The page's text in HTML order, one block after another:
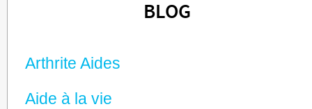
BLOG
Arthrite Aides
Aide à la vie